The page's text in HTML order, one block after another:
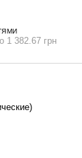
1 382.67 грн